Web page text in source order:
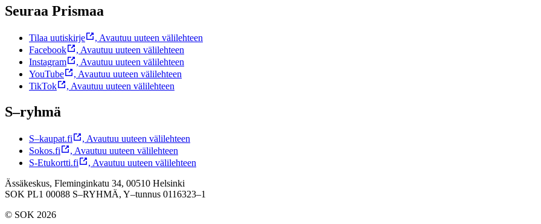
Seuraa Prismaa
Tilaa uutiskirje , Avautuu uuteen välilehteen
Facebook
, Avautuu uuteen välilehteen
Instagram
, Avautuu uuteen välilehteen
YouTube
, Avautuu uuteen välilehteen
TikTok
, Avautuu uuteen välilehteen
S–ryhmä
S–kaupat.fi , Avautuu uuteen välilehteen
Sokos.fi
, Avautuu uuteen välilehteen
S-Etukortti.fi
, Avautuu uuteen välilehteen
Ässäkeskus, Fleminginkatu 34, 00510 Helsinki
SOK PL1 00088 S–RYHMÄ, Y–tunnus 0116323–1
© SOK 2026